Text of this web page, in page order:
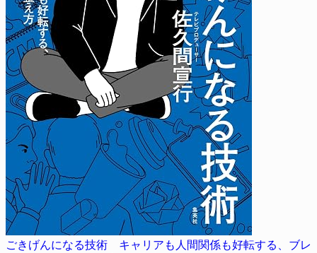
ごきげんになる技術 キャリアも人間関係も好転する、ブレ